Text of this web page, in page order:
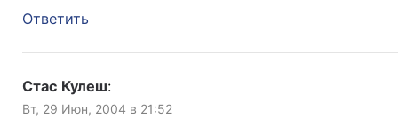
Ответить
Стас Кулеш:
Вт, 29 Июн, 2004 в 21:52